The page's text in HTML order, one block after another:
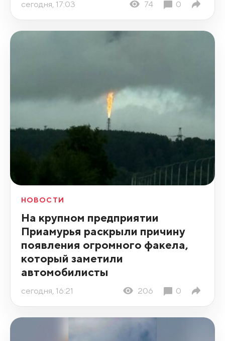
сегодня, 17:03 74 0
НОВОСТИ
На крупном предприятии
Приамурья раскрыли причину
появления огромного факела,
который заметили
автомобилисты
сегодня, 16:21 206 0